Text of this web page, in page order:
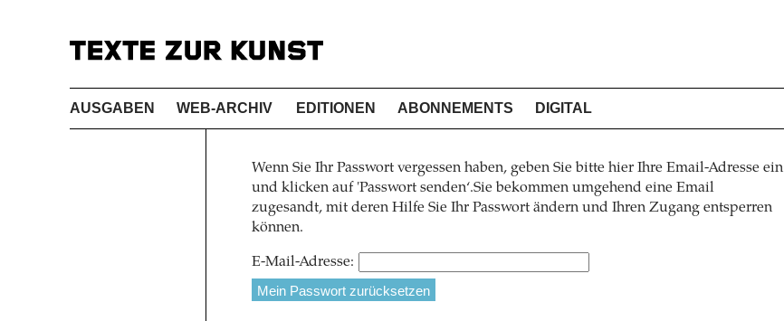
AUSGABEN WEB-ARCHIV EDITIONEN ABONNEMENTS DIGITAL
Wenn Sie Ihr Passwort vergessen haben, geben Sie bitte hier Ihre Email-Adresse ein
und klicken auf 'Passwort senden‘.Sie bekommen umgehend eine Email
zugesandt, mit deren Hilfe Sie Ihr Passwort ändern und Ihren Zugang entsperren
können.
E-Mail-Adresse: